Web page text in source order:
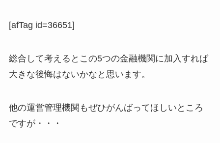
[afTag id=36651]
総合して考えるとこの5つの金融機関に加入すれば
大きな後悔はないかなと思います。
他の運営管理機関もぜひがんばってほしいところ
ですが・・・